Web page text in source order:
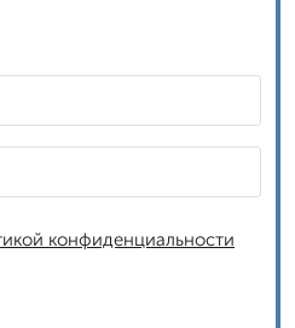
конфиденциальности